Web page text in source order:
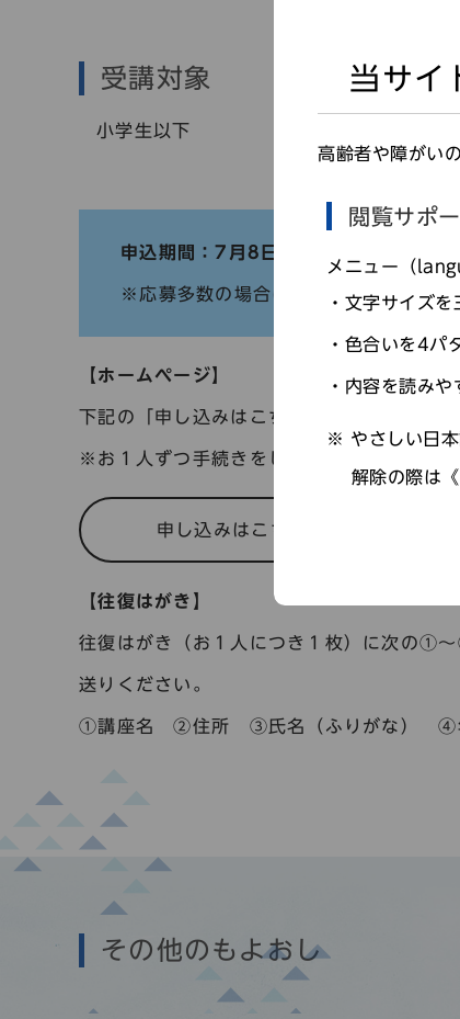
受講対象
小学生以下
申込期間：7月8日（土）～8月１日（火
※応募多数の場合は抽選となります（
【ホームページ】
下記の「申し込みはこちら」より申し込み手
※お１人ずつ手続きをしてください。
申し込みはこちら
【往復はがき】
往復はがき（お１人につき１枚）に次の①
送りください。
①講座名 ②住所 ③氏名（ふりがな） ④
その他のもよおし
当サイ
高齢者や障がい
閲覧サポ
メニュー（
文字サイズを
色合いを4パ
内容を読みや
やさしい日
解除の際は